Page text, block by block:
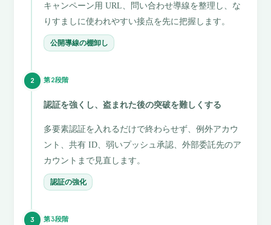
キャンペーン用 URL、問い合わせ導線を整理し、な
りすましに使われやすい接点を先に把握します。
公開導線の棚卸し
2 第2段階
認証を強くし、盗まれた後の突破を難しくする
多要素認証を入れるだけで終わらせず、例外アカウ
ント、共有 ID、弱いプッシュ承認、外部委託先のア
カウントまで見直します。
認証の強化
3 第3段階